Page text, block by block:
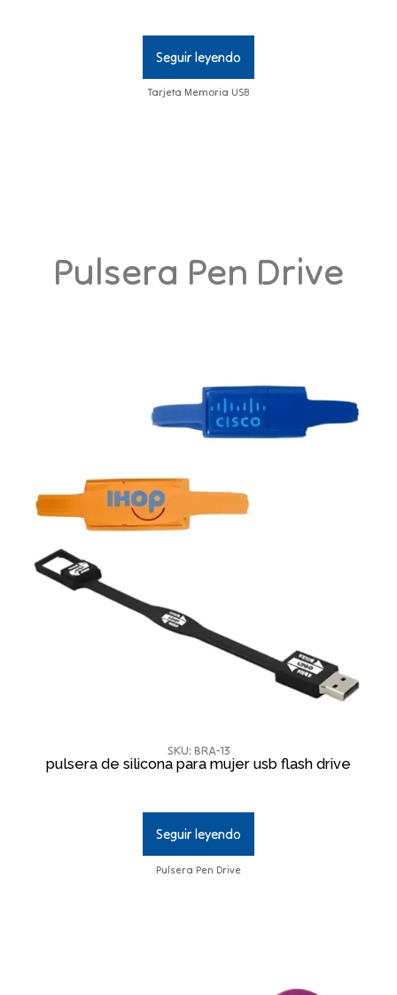
Seguir leyendo
Tarjeta Memoria USB
Pulsera Pen Drive
SKU: BRA-13
pulsera de silicona para mujer usb flash drive
Seguir leyendo
Pulsera Pen Drive